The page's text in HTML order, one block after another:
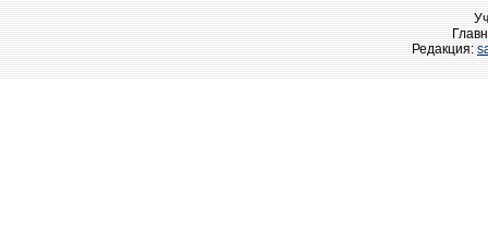
Редакция: